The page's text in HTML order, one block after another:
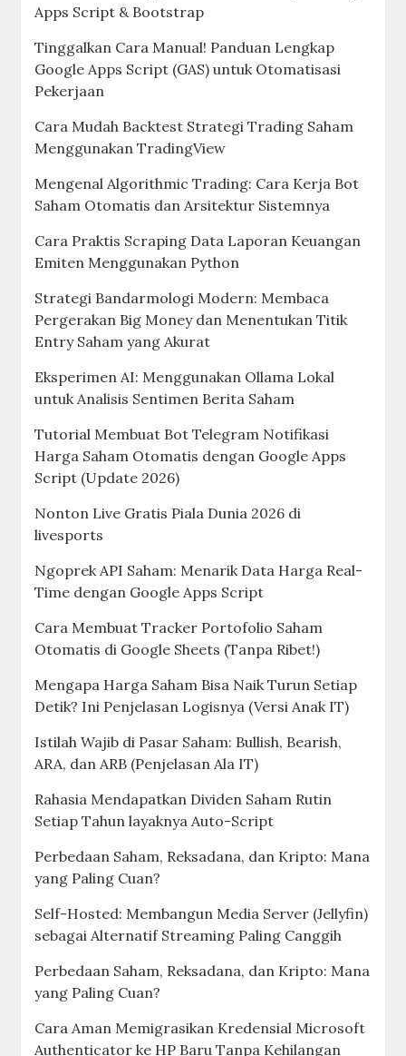
Apps Script & Bootstrap
Tinggalkan Cara Manual! Panduan Lengkap
Google Apps Script (GAS) untuk Otomatisasi
Pekerjaan
Cara Mudah Backtest Strategi Trading Saham
Menggunakan TradingView
Mengenal Algorithmic Trading: Cara Kerja Bot
Saham Otomatis dan Arsitektur Sistemnya
Cara Praktis Scraping Data Laporan Keuangan
Emiten Menggunakan Python
Strategi Bandarmologi Modern: Membaca
Pergerakan Big Money dan Menentukan Titik
Entry Saham yang Akurat
Eksperimen AI: Menggunakan Ollama Lokal
untuk Analisis Sentimen Berita Saham
Tutorial Membuat Bot Telegram Notifikasi
Harga Saham Otomatis dengan Google Apps
Script (Update 2026)
Nonton Live Gratis Piala Dunia 2026 di
livesports
Ngoprek API Saham: Menarik Data Harga Real-
Time dengan Google Apps Script
Cara Membuat Tracker Portofolio Saham
Otomatis di Google Sheets (Tanpa Ribet!)
Mengapa Harga Saham Bisa Naik Turun Setiap
Detik? Ini Penjelasan Logisnya (Versi Anak IT)
Istilah Wajib di Pasar Saham: Bullish, Bearish,
ARA, dan ARB (Penjelasan Ala IT)
Rahasia Mendapatkan Dividen Saham Rutin
Setiap Tahun layaknya Auto-Script
Perbedaan Saham, Reksadana, dan Kripto: Mana
yang Paling Cuan?
Self-Hosted: Membangun Media Server (Jellyfin)
sebagai Alternatif Streaming Paling Canggih
Perbedaan Saham, Reksadana, dan Kripto: Mana
yang Paling Cuan?
Cara Aman Memigrasikan Kredensial Microsoft
Authenticator ke HP Baru Tanpa Kehilangan